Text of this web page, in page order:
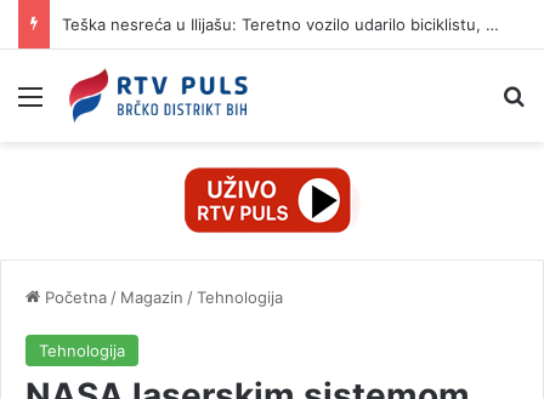
Teška nesreća u Ilijašu: Teretno vozilo udarilo biciklistu, 75-godišnjak zadržan u bolnici
Izbornik
Početna / Magazin /Tehnologija
Tehnologija